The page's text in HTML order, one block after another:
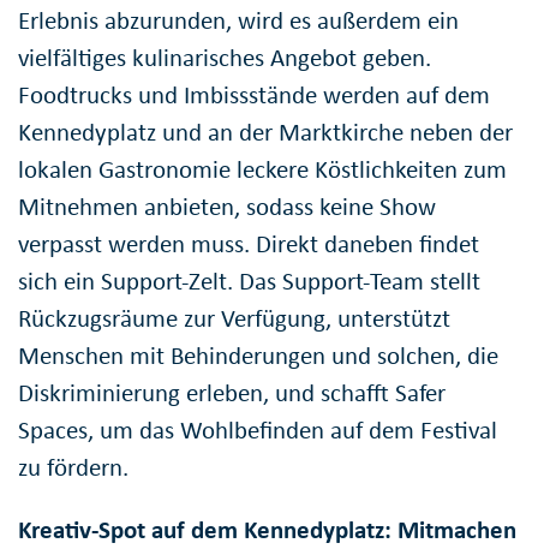
Erlebnis abzurunden, wird es außerdem ein
vielfältiges kulinarisches Angebot geben.
Foodtrucks und Imbissstände werden auf dem
Kennedyplatz und an der Marktkirche neben der
lokalen Gastronomie leckere Köstlichkeiten zum
Mitnehmen anbieten, sodass keine Show
verpasst werden muss. Direkt daneben findet
sich ein Support-Zelt. Das Support-Team stellt
Rückzugsräume zur Verfügung, unterstützt
Menschen mit Behinderungen und solchen, die
Diskriminierung erleben, und schafft Safer
Spaces, um das Wohlbefinden auf dem Festival
zu fördern.
Kreativ-Spot auf dem Kennedyplatz: Mitmachen